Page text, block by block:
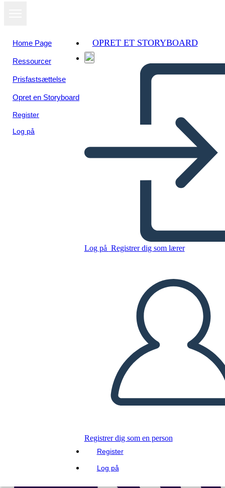
Home Page
Ressourcer
Prisfastsættelse
Opret en Storyboard
Register
Log på
OPRET ET STORYBOARD
Log på Registrer dig som lærer
Registrer dig som en person
Register
Log på
Science Fair Cykler
Kopier dette storyboard
LAVE ET STORYBOARD
AFSPIL DIASSHOW
LÆS FOR MIG